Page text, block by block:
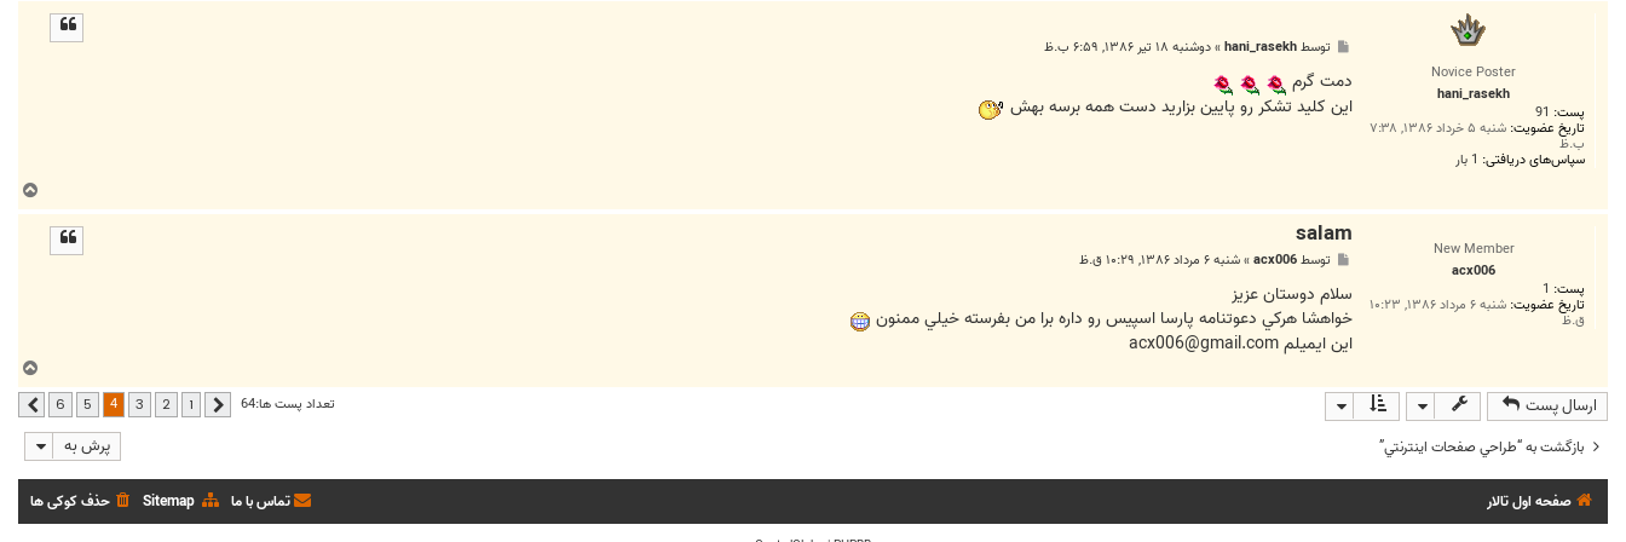
Novice Poster
hani_rasekh
پست: 91
تاریخ عضویت: شنبه ۵ خرداد ۱۳۸۶, ۷:۳۸
ب.ظ
سپاس‌های دریافتی: 1 بار
ت
توسطhani_rasekh
»دوشنبه ۱۸ تیر ۱۳۸۶, ۶:۵۹ ب.ظ
دمت گرم
اين کليد تشکر رو پايين بزاريد دست همه برسه بهش
ا
New Member
acx006
پست: 1
تاریخ عضویت: شنبه ۶ مرداد ۱۳۸۶, ۱۰:۲۳
ق.ظ
salam
ت
توسطacx006
»شنبه ۶ مرداد ۱۳۸۶, ۱۰:۲۹ ق.ظ
سلام دوستان عزيز
خواهشا هركي دعوتنامه پارسا اسپيس رو داره برا من بفرسته خيلي ممنون
اين ايميلمacx006@gmail.com
ا
ل
ارسال پست تعداد پست ها:64 قبلی 1
2
3
4
5
6 بعدی
بازگشت به “طراحي صفحات اينترنتي” پرش به
صفحه اول تالار حذف کوکی ها Sitemap تماس با ما